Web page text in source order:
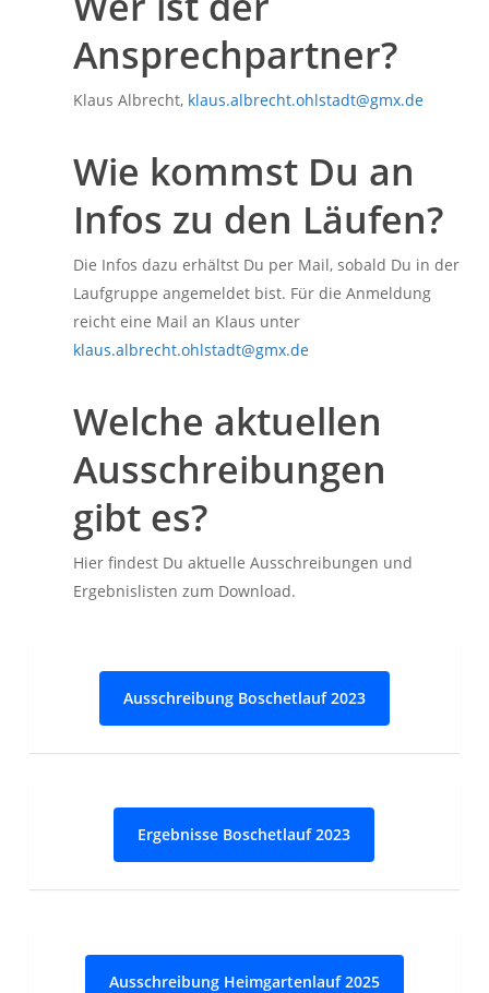
Ansprechpartner?
Klaus Albrecht, klaus.albrecht.ohlstadt@gmx.de
Wie kommst Du an
Infos zu den Läufen?
Die Infos dazu erhältst Du per Mail, sobald Du in der
Laufgruppe angemeldet bist. Für die Anmeldung
reicht eine Mail an Klaus unter
klaus.albrecht.ohlstadt@gmx.de
Welche aktuellen
Ausschreibungen
gibt es?
Hier findest Du aktuelle Ausschreibungen und
Ergebnislisten zum Download.
Ausschreibung Boschetlauf 2023
Ergebnisse Boschetlauf 2023
Ausschreibung Heimgartenlauf 2025